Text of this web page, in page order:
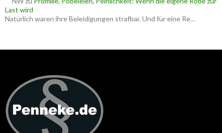
Last wird
Natürlich waren ihre Beleidigungen strafbar. Und für eine Re…